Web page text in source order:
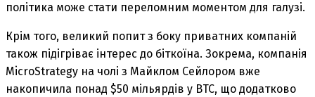
політика може стати переломним моментом для галузі.
Крім того, великий попит з боку приватних компаній
також підігріває інтерес до біткоїна. Зокрема, компанія
MicroStrategy на чолі з Майклом Сейлором вже
накопичила понад $50 мільярдів у BTC, що додатково